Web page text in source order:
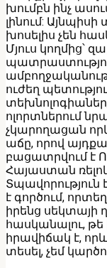
խումբն ինչ
լինում:
խոսելիս չեն
Մյուս կողմից՝
ուժեղ
ոլորտներում
չկարողացան
աճը, որով
բացատրվում է
Հայաստան
Տպավորություն
է գործում,
իրենց սեկտայի
հասկանալու,
իրավիճակ է,
տեսել, չեմ